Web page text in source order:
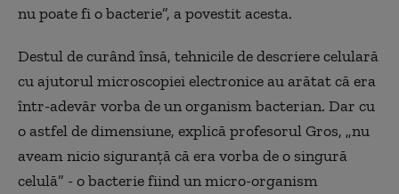
nu poate fi o bacterie”, a povestit acesta.
Destul de curând însă, tehnicile de descriere celulară
cu ajutorul microscopiei electronice au arătat că era
într-adevăr vorba de un organism bacterian. Dar cu
o astfel de dimensiune, explică profesorul Gros, „nu
aveam nicio siguranţă că era vorba de o singură
celulă” - o bacterie fiind un micro-organism